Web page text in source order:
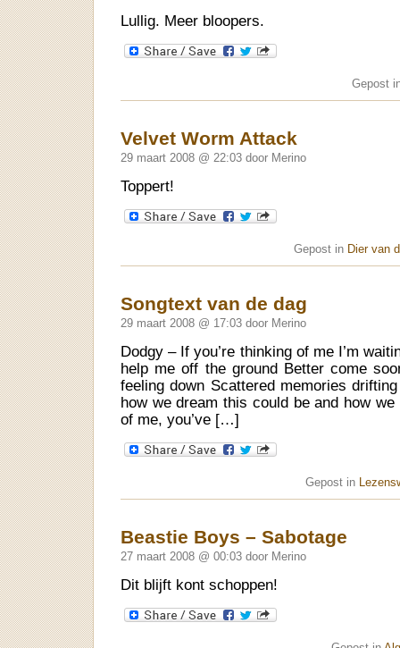
Lullig. Meer bloopers.
Gepost
Velvet Worm Attack
29 maart 2008 @ 22:03 door Merino
Toppert!
Gepost in Dier van
Songtext van de dag
29 maart 2008 @ 17:03 door Merino
Dodgy – If you’re thinking of me I’m
help me off the ground Better come
feeling down Scattered memories
how we dream this could be and how
of me, you’ve […]
Gepost in
Beastie Boys – Sabotage
27 maart 2008 @ 00:03 door Merino
Dit blijft kont schoppen!